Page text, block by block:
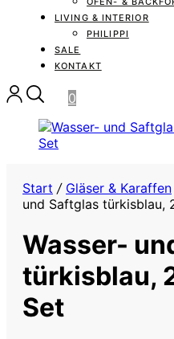
LIVING & INTERIOR
PHILIPPI
SALE
KONTAKT
0
Start / Gläser & Karaffen
und Saftglas türkisblau,
Wasser-
türkisblau,
Set